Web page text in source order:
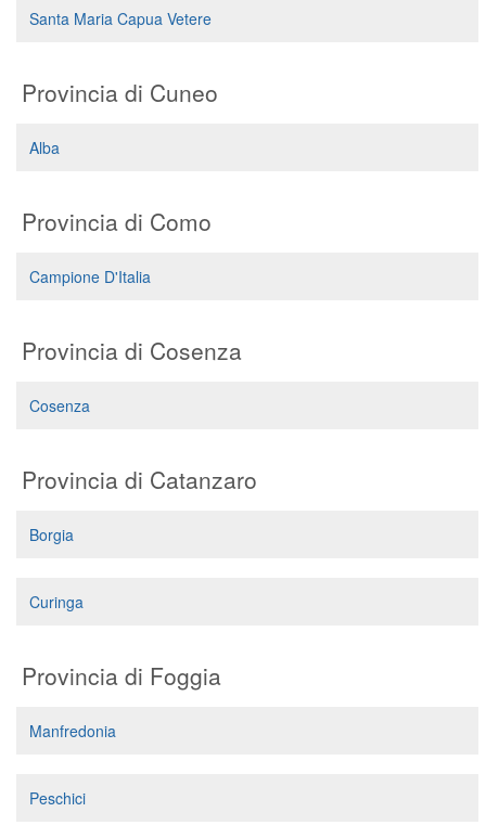
Santa Maria Capua Vetere
Provincia di Cuneo
Alba
Provincia di Como
Campione D'Italia
Provincia di Cosenza
Cosenza
Provincia di Catanzaro
Borgia
Curinga
Provincia di Foggia
Manfredonia
Peschici